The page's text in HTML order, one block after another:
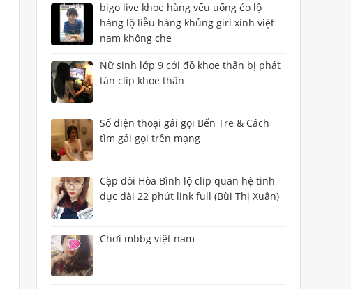
bigo live khoe hàng vếu uống éo lộ
hàng lộ liễu hàng khủng girl xinh việt
nam không che
Nữ sinh lớp 9 cởi đồ khoe thân bị phát
tán clip khoe thân
Số điện thoại gái gọi Bến Tre & Cách
tìm gái gọi trên mạng
Cặp đôi Hòa Bình lộ clip quan hệ tình
dục dài 22 phút link full (Bùi Thị Xuân)
Chơi mbbg việt nam